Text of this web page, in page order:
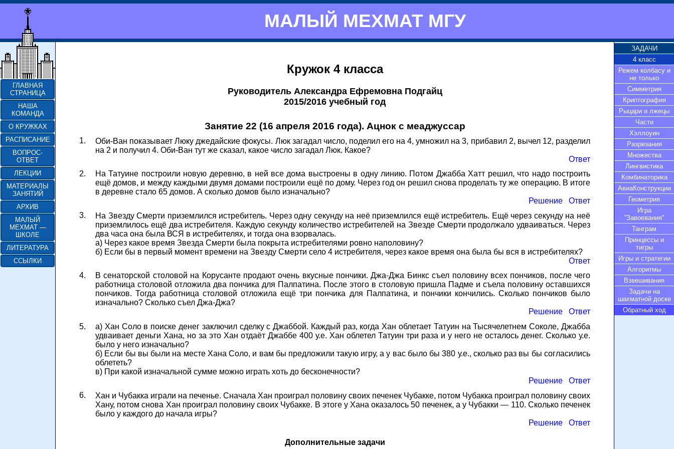
МАЛЫЙ МЕХМАТ МГУ
ГЛАВНАЯ
СТРАНИЦА
НАША
КОМАНДА
О КРУЖКАХ
РАСПИСАНИЕ
ВОПРОС-
ОТВЕТ
ЛЕКЦИИ
МАТЕРИАЛЫ
ЗАНЯТИЙ
АРХИВ
МАЛЫЙ
МЕХМАТ —
ШКОЛЕ
ЛИТЕРАТУРА
ССЫЛКИ
Кружок 4 класса
Руководитель Александра Ефремовна Подгайц
2015/2016 учебный год
Занятие 22 (16 апреля 2016 года). Ацнок с меаджуссар
1.
Оби-Ван показывает Люку джедайские фокусы. Люк загадал число, поделил его на 4, умножил на 3, прибавил 2, вычел 12, разделил
на 2 и получил 4. Оби-Ван тут же сказал, какое число загадал Люк. Какое?
Ответ
2.
На Татуине построили новую деревню, в ней все дома выстроены в одну линию. Потом Джабба Хатт решил, что надо построить
ещё домов, и между каждыми двумя домами построили ещё по дому. Через год он решил снова проделать ту же операцию. В итоге
в деревне стало 65 домов. А сколько домов было изначально?
Решение
Ответ
3.
На Звезду Смерти приземлился истребитель. Через одну секунду на неё приземлился ещё истребитель. Ещё через секунду на неё
приземлилось ещё два истребителя. Каждую секунду количество истребителей на Звезде Смерти продолжало удваиваться. Через
два часа она была ВСЯ в истребителях, и тогда она взорвалась.
а) Через какое время Звезда Смерти была покрыта истребителями ровно наполовину?
б) Если бы в первый момент времени на Звезду Смерти село 4 истребителя, через какое время она была бы вся в истребителях?
Ответ
4.
В сенаторской столовой на Корусанте продают очень вкусные пончики. Джа-Джа Бинкс съел половину всех пончиков, после чего
работница столовой отложила два пончика для Палпатина. После этого в столовую пришла Падме и съела половину оставшихся
пончиков. Тогда работница столовой отложила ещё три пончика для Палпатина, и пончики кончились. Сколько пончиков было
изначально? Сколько съел Джа-Джа?
Решение
Ответ
5.
а) Хан Соло в поиске денег заключил сделку с Джаббой. Каждый раз, когда Хан облетает Татуин на Тысячелетнем Соколе, Джабба
удваивает деньги Хана, но за это Хан отдаёт Джаббе 400 у.е. Хан облетел Татуин три раза и у него не осталось денег. Сколько у.е.
было у него изначально?
б) Если бы вы были на месте Хана Соло, и вам бы предложили такую игру, а у вас было бы 380 у.е., сколько раз вы бы согласились
облететь?
в) При какой изначальной сумме можно играть хоть до бесконечности?
Решение
Ответ
6.
Хан и Чубакка играли на печенье. Сначала Хан проиграл половину своих печенек Чубакке, потом Чубакка проиграл половину своих
Хану, потом снова Хан проиграл половину своих Чубакке. В этоге у Хана оказалось 50 печенек, а у Чубакки — 110. Сколько печенек
было у каждого до начала игры?
Решение
Ответ
Дополнительные задачи
ЗАДАЧИ
4 класс
Режем колбасу и
не только
Симметрия
Криптография
Рыцари и лжецы
Части
Хэллоуин
Разрезания
Множества
Лингвистика
Комбинаторика
АвиаКонструкции
Геометрия
Игра
''Завоевания''
Танграм
Принцессы и
тигры
Игры и стратегии
Алгоритмы
Взвешивания
Задачи на
шахматной доске
Обратный ход